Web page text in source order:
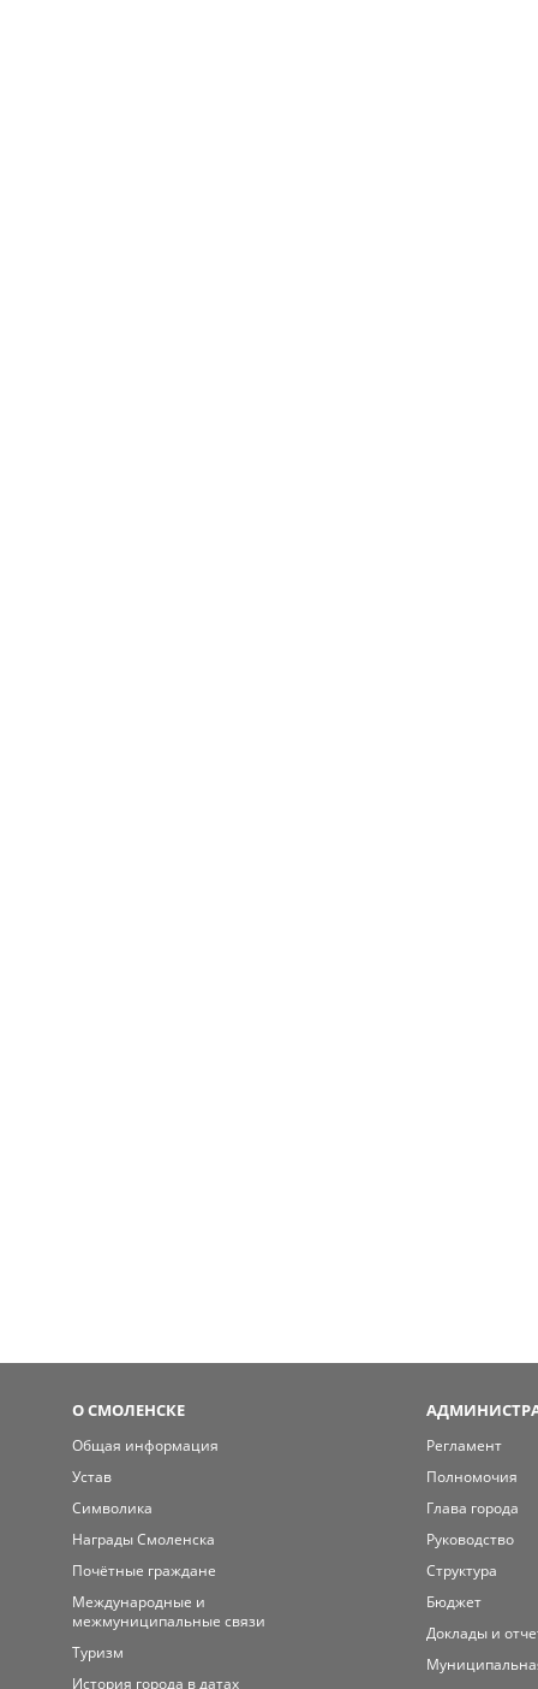
О СМОЛЕНСКЕ
Общая информация
Устав
Символика
Награды Смоленска
Почётные граждане
Международные и
межмуниципальные связи
Туризм
История города в датах
Регламент
Полномочия
Глава города
Руководство
Структура
Бюджет
Доклады и